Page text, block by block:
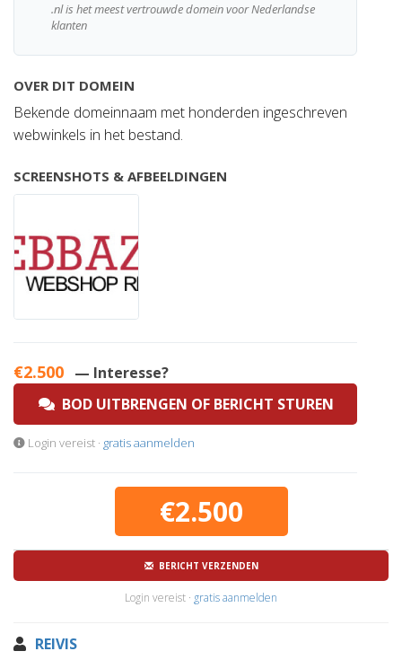
.nl is het meest vertrouwde domein voor Nederlandse
klanten
OVER DIT DOMEIN
Bekende domeinnaam met honderden ingeschreven
webwinkels in het bestand.
SCREENSHOTS & AFBEELDINGEN
€2.500 — Interesse?
BOD UITBRENGEN OF BERICHT STUREN
Login vereist · gratis aanmelden
€2.500
BERICHT VERZENDEN
Login vereist · gratis aanmelden
REIVIS